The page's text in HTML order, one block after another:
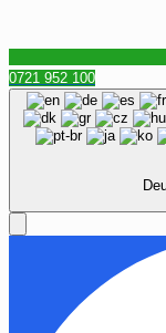
0721 952 100